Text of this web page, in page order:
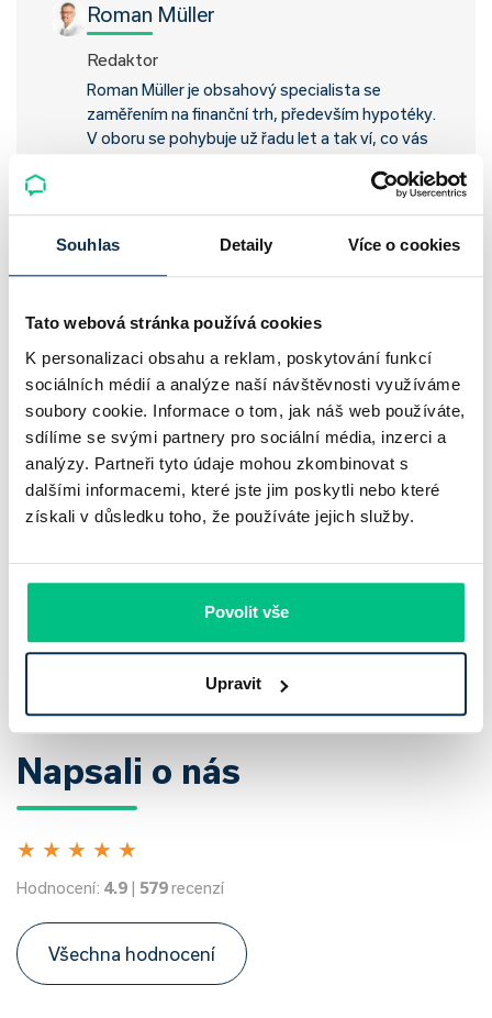
Souhlas Detaily Více o cookies
Tato webová stránka používá cookies
K personalizaci obsahu a reklam, poskytování funkcí
sociálních médií a analýze naší návštěvnosti využíváme
soubory cookie. Informace o tom, jak náš web používáte,
sdílíme se svými partnery pro sociální média, inzerci a
analýzy. Partneři tyto údaje mohou zkombinovat s
dalšími informacemi, které jste jim poskytli nebo které
získali v důsledku toho, že používáte jejich služby.
Povolit vše
Upravit
Roman Müller
Redaktor
Roman Müller je obsahový specialista se
zaměřením na finanční trh, především hypotéky.
V oboru se pohybuje už řadu let a tak ví, co vás
Sdílet na
Hypotéky
Splácení hypotéky
Online sjednání hypotéky
Podpora online hypotečního specialisty
Zvýhodněné podmínky
Přehledné hypoteční bankovnictví
Přihlásit
Napsali o nás
★ ★ ★ ★ ★
Hodnocení: 4.9 | 579recenzí
Všechna hodnocení